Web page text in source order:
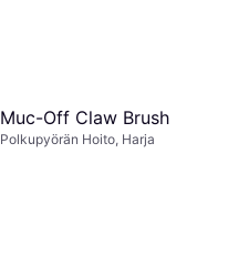
Muc-Off Claw Brush
Polkupyörän Hoito, Harja